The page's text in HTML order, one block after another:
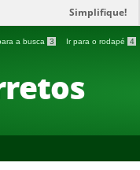
Simplifique!
a busca 3 Ir para o rodapé 4